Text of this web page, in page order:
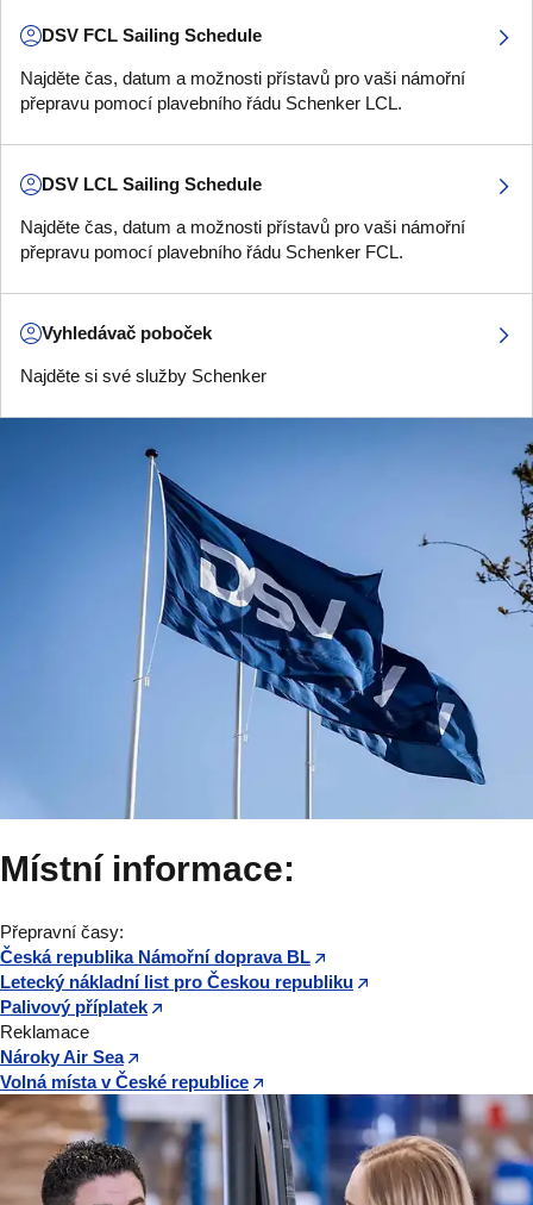
DSV FCL Sailing Schedule
Najděte čas, datum a možnosti přístavů pro vaši námořní
přepravu pomocí plavebního řádu Schenker LCL.
DSV LCL Sailing Schedule
Najděte čas, datum a možnosti přístavů pro vaši námořní
přepravu pomocí plavebního řádu Schenker FCL.
Vyhledávač poboček
Najděte si své služby Schenker
Místní informace:
Přepravní časy:
Česká republika Námořní doprava BL
Letecký nákladní list pro Českou republiku
Palivový příplatek
Reklamace
Nároky Air Sea
Volná místa v České republice